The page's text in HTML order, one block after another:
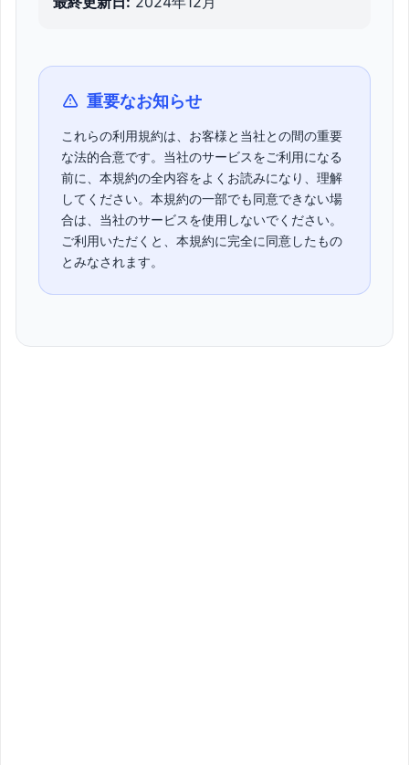
重要なお知らせ
これらの利用規約は、お客様と当社との間の重要
な法的合意です。当社のサービスをご利用になる
前に、本規約の全内容をよくお読みになり、理解
してください。本規約の一部でも同意できない場
合は、当社のサービスを使用しないでください。
ご利用いただくと、本規約に完全に同意したもの
とみなされます。